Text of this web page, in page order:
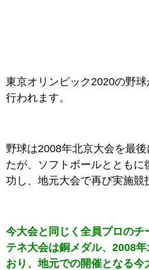
東京オリンピック2020の野
行われます。
野球は2008年北京大会を最
たが、ソフトボールとともに
功し、地元大会で再び実施競
今大会と同じく全員プロのチ
テネ大会は銅メダル、2008
おり、地元での開催となる今